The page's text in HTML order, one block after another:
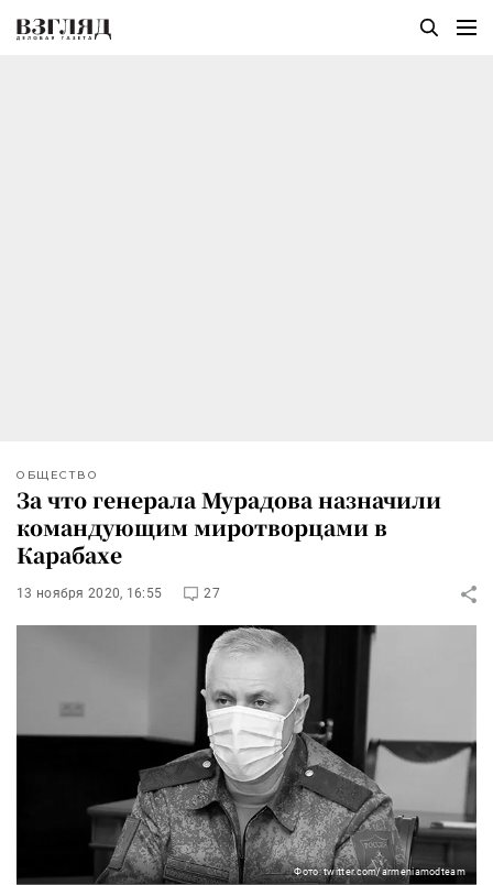
ОБЩЕСТВО
За что генерала Мурадова назначили
командующим миротворцами в
Карабахе
13 ноября 2020, 16:55 27
Фото: twitter.com/armeniamodteam